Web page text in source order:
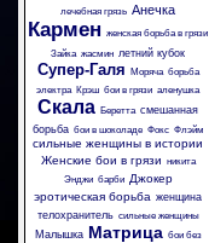
лечебная грязь Анечка
Кармен женская борьба в грязи
Зайка жасмин летний кубок
Супер-Галя Моряча борьба
электра Крэш бои в грязи аленушка
Скала Беретта смешанная
борьба бои в шоколаде Фокс Флэйм
сильные женщины в истории
Женские бои в грязи никита
Энджи барби
Джокер
эротическая борьба женщина
телохранитель сильные женщины
Малышка Матрица бои без